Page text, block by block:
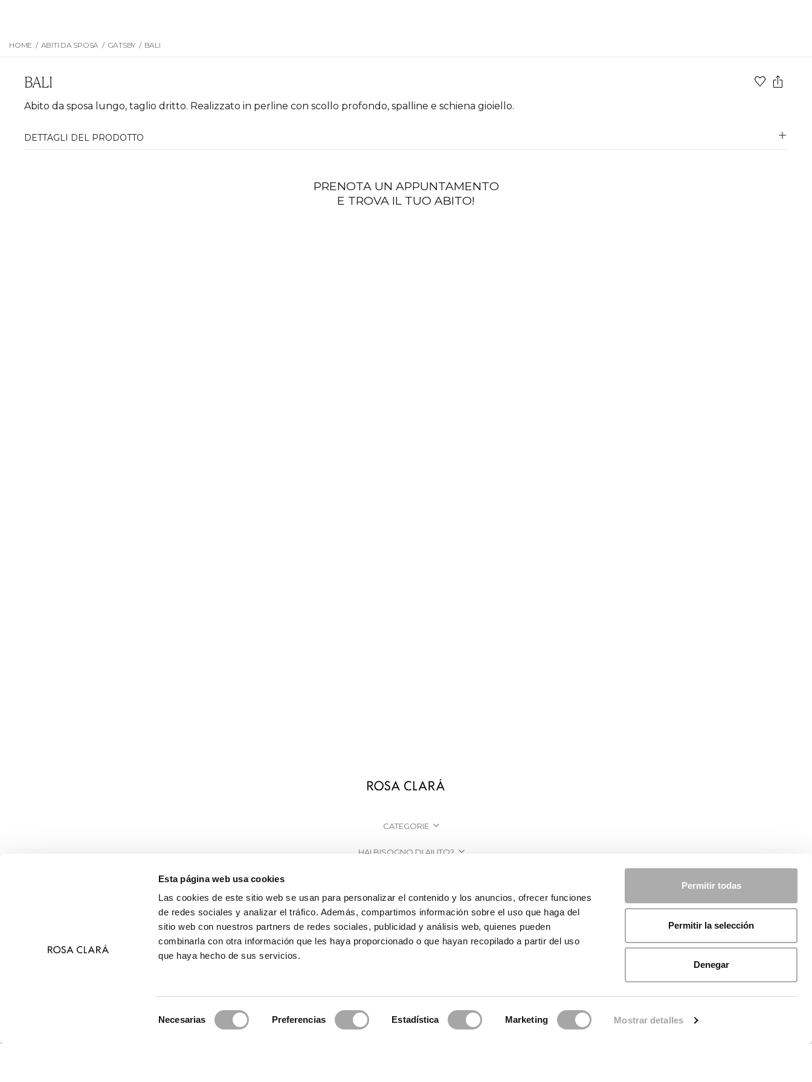
Esta página web usa cookies
Las cookies de este sitio web se usan para personalizar el contenido y los anuncios, ofrecer funciones
de redes sociales y analizar el tráfico. Además, compartimos información sobre el uso que haga del
sitio web con nuestros partners de redes sociales, publicidad y análisis web, quienes pueden
combinarla con otra información que les haya proporcionado o que hayan recopilado a partir del uso
que haya hecho de sus servicios.
Necesarias Preferencias Estadística Marketing Mostrar detalles
Permitir todas
Permitir la selección
Denegar
HOME / ABITI DA SPOSA / GATSBY / BALI
BALI
Abito da sposa lungo, taglio dritto. Realizzato in perline con scollo profondo, spalline e schiena gioiello.
DETTAGLI DEL PRODOTTO
PRENOTA UN APPUNTAMENTO
E TROVA IL TUO ABITO!
CATEGORIE
HAI BISOGNO DI AIUTO?
AZIENDA
© 2026 Rosa Clará | Since 1995 · Informazioni legali Informativa sulla Privacy Politica sui cookie